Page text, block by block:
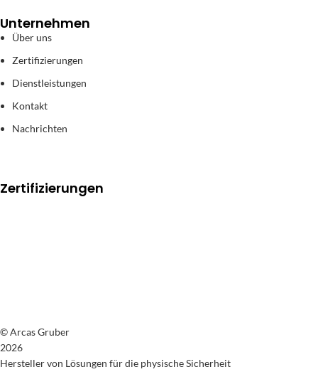
Unternehmen
Über uns
Zertifizierungen
Dienstleistungen
Kontakt
Nachrichten
Zertifizierungen
© Arcas Gruber
2026
Hersteller von Lösungen für die physische Sicherheit